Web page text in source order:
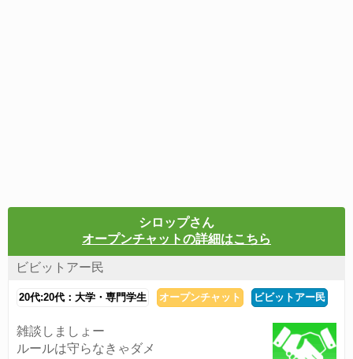
シロップさん
オープンチャットの詳細はこちら
ビビットアー民
20代:20代：大学・専門学生 オープンチャット ビビットアー民
雑談しましょー
ルールは守らなきゃダメ